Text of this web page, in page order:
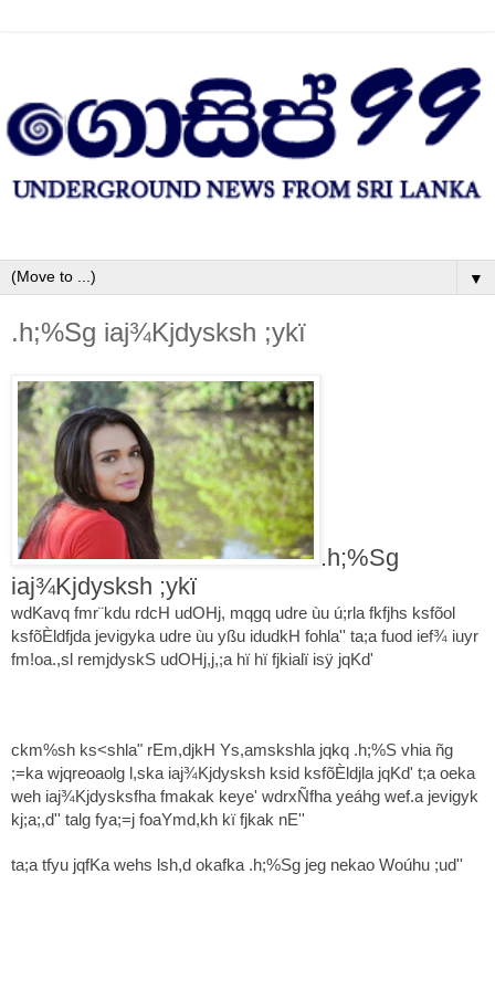
▼
.h;%Sg iaj¾Kjdysksh ;ykï
.h;%Sg
iaj¾Kjdysksh ;ykï
wdKavq fmr¨‍kdu rdcH udOHj, mqgq udre ùu ú;rla fkfjhs ksfõol
ksfõÈldfjda jevigyka udre ùu yßu idudkH fohla'' ta;a fuod ief¾ iuyr
fm!oa.,sl remjdyskS udOHj,j,;a hï hï fjkialï isÿ jqKd'
ckm%sh ks<shla" rEm,djkH Ys,amskshla jqkq .h;%S vhia ñg
;=ka wjqreoaolg l,ska iaj¾Kjdysksh ksid ksfõÈldjla jqKd' t;a oeka
weh iaj¾Kjdysksfha fmakak keye' wdrxÑfha yeáhg wef.a jevigyk
kj;a;,d'' talg fya;=j foaYmd,kh kï fjkak nE''
ta;a tfyu jqfKa wehs lsh,d okafka .h;%Sg jeg nekao Woúhu ;ud''